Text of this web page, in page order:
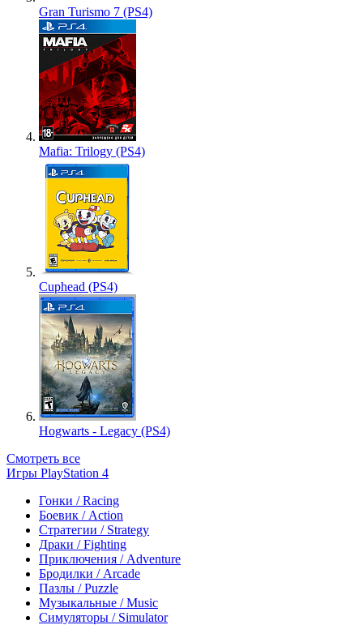
Gran Turismo 7 (PS4)
Mafia: Trilogy (PS4)
Cuphead (PS4)
Hogwarts - Legacy (PS4)
Смотреть все
Игры PlayStation 4
Гонки / Racing
Боевик / Action
Стратегии / Strategy
Драки / Fighting
Приключения / Adventure
Бродилки / Arcade
Пазлы / Puzzle
Музыкальные / Music
Симуляторы / Simulator